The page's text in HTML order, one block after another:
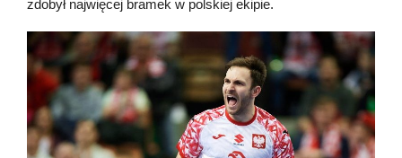
zdobył najwięcej bramek w polskiej ekipie.